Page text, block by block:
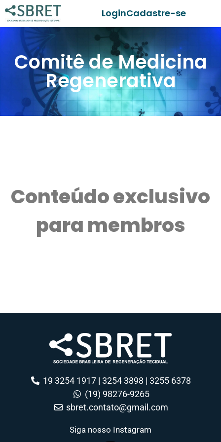
LoginCadastre-se
Comitê de Medicina
Regenerativa
Conteúdo exclusivo
para membros
19 3254 1917 | 3254 3898 | 3255 6378
(19) 98276-9265
sbret.contato@gmail.com
Siga nosso Instagram